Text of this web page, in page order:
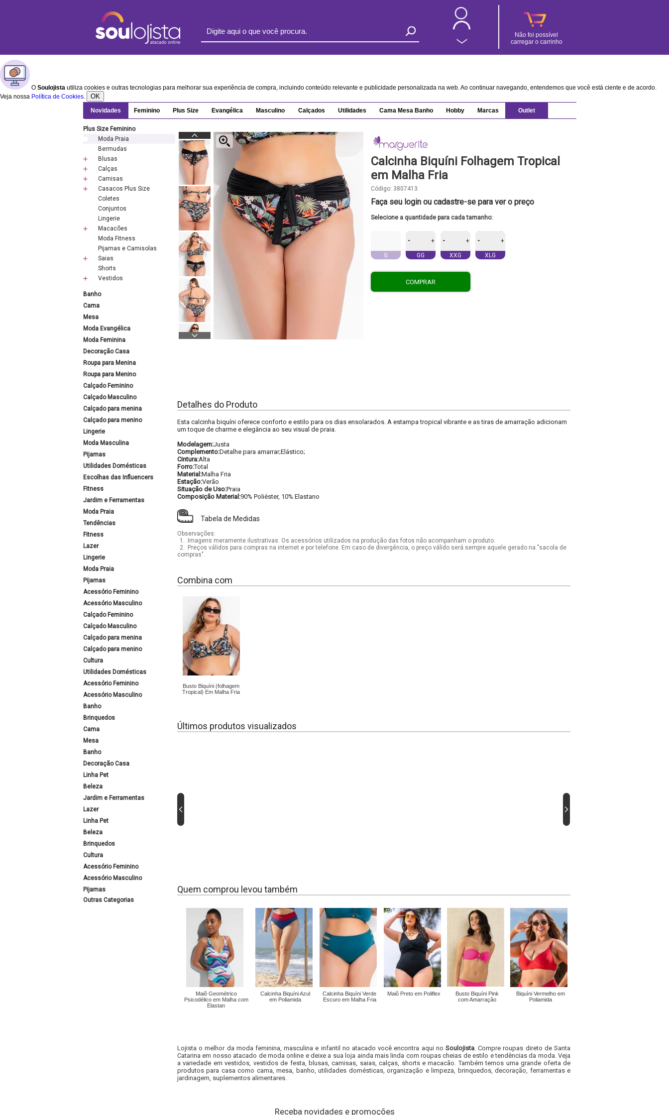
Não foi possível
carregar o carrinho
O Soulojista utiliza cookies e outras tecnologias para melhorar sua experiência de compra, incluindo conteúdo relevante e publicidade personalizada na web. Ao continuar navegando, entendemos que você está ciente e de acordo.
Veja nossa Política de Cookies. OK
Novidades Feminino Plus Size Evangélica Masculino Calçados Utilidades Cama Mesa Banho Hobby Marcas Outlet
Plus Size Feminino
Moda Praia
Bermudas
Blusas
Calças
Camisas
Casacos Plus Size
Coletes
Conjuntos
Lingerie
Macacões
Moda Fitness
Pijamas e Camisolas
Saias
Shorts
Vestidos
Banho
Cama
Mesa
Moda Evangélica
Moda Feminina
Decoração Casa
Roupa para Menina
Roupa para Menino
Calçado Feminino
Calçado Masculino
Calçado para menina
Calçado para menino
Lingerie
Moda Masculina
Pijamas
Utilidades Domésticas
Escolhas das Influencers
Fitness
Jardim e Ferramentas
Moda Praia
Tendências
Fitness
Lazer
Lingerie
Moda Praia
Pijamas
Acessório Feminino
Acessório Masculino
Calçado Feminino
Calçado Masculino
Calçado para menina
Calçado para menino
Cultura
Utilidades Domésticas
Acessório Feminino
Acessório Masculino
Banho
Brinquedos
Cama
Mesa
Banho
Decoração Casa
Linha Pet
Beleza
Jardim e Ferramentas
Lazer
Linha Pet
Beleza
Brinquedos
Cultura
Acessório Feminino
Acessório Masculino
Pijamas
Outras Categorias
Calcinha Biquíni Folhagem Tropical
em Malha Fria
Código: 3807413
Faça seu login ou cadastre-se para ver o preço
Selecione a quantidade para cada tamanho:
G
- +
GG
- +
XXG
- +
XLG
COMPRAR
Detalhes do Produto
Esta calcinha biquíni oferece conforto e estilo para os dias ensolarados. A estampa tropical vibrante e as tiras de amarração adicionam
um toque de charme e elegância ao seu visual de praia.
Modelagem:Justa
Complemento:Detalhe para amarrar;Elástico;
Cintura:Alta
Forro:Total
Material:Malha Fria
Estação:Verão
Situação de Uso:Praia
Composição Material:90% Poliéster, 10% Elastano
Tabela de Medidas
Observações:
1.
Imagens meramente ilustrativas. Os acessórios utilizados na produção das fotos não acompanham o produto.
2.
Preços válidos para compras na internet e por telefone. Em caso de divergência, o preço válido será sempre aquele gerado na "sacola de
compras".
Combina com
Busto Biquíni (folhagem
Tropical) Em Malha Fria
Últimos produtos visualizados
Quem comprou levou também
Maiô Geométrico
Psicodélico em Malha com
Elastan
Calcinha Biquíni Azul
em Poliamida
Calcinha Biquíni Verde
Escuro em Malha Fria
Maiô Preto em Poliflex
Busto Biquíni Pink
com Amarração
Biquíni Vermelho em
Poliamida
Lojista o melhor da moda feminina, masculina e infantil no atacado você encontra aqui no Soulojista. Compre roupas direto de Santa
Catarina em nosso atacado de moda online e deixe a sua loja ainda mais linda com roupas cheias de estilo e tendências da moda. Veja
a variedade em vestidos, vestidos de festa, blusas, camisas, saias, calças, shorts e macacão. Também temos uma grande oferta de
produtos para casa como cama, mesa, banho, utilidades domésticas, organização e limpeza, brinquedos, decoração, ferramentas e
jardinagem, suplementos alimentares.
Receba novidades e promoções